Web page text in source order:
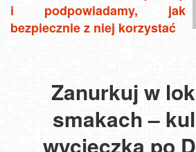
i podpowiadamy, jak
bezpiecznie z niej korzystać
Zanurkuj w
smakach –
wycieczka po